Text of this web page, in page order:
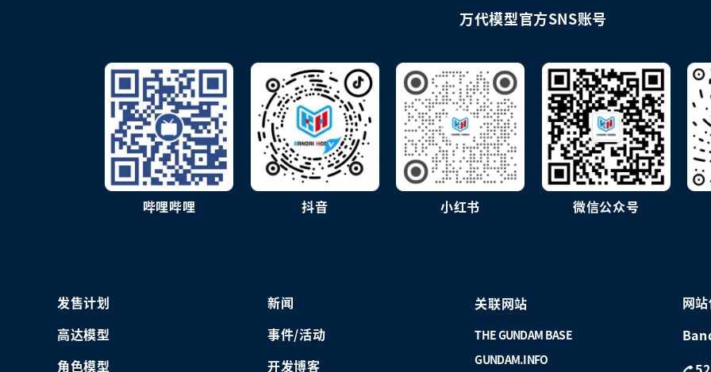
万代模型官方SNS账号
哔哩哔哩 抖音 小红书 微信公众号
发售计划
高达模型
角色模型
新闻
事件/活动
开发博客
关联网站
THE GUNDAM BASE
GUNDAM.INFO
网